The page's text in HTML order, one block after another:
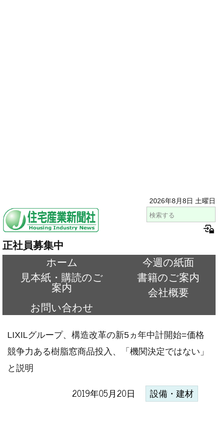
2026年8月8日 土曜日
正社員募集中
ホーム
今週の紙面
見本紙・購読のご
案内
書籍のご案内
会社概要
お問い合わせ
LIXILグループ、構造改革の新5ヵ年中計開始=価格
競争力ある樹脂窓商品投入、「機関決定ではない」
と説明
2019年05月20日 設備・建材